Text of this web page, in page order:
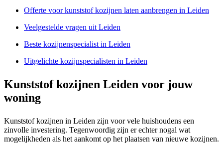
Offerte voor kunststof kozijnen laten aanbrengen in Leiden
Veelgestelde vragen uit Leiden
Beste kozijnenspecialist in Leiden
Uitgelichte kozijnspecialisten in Leiden
Kunststof kozijnen Leiden voor jouw
woning
Kunststof kozijnen in Leiden zijn voor vele huishoudens een
zinvolle investering. Tegenwoordig zijn er echter nogal wat
mogelijkheden als het aankomt op het plaatsen van nieuwe kozijnen.